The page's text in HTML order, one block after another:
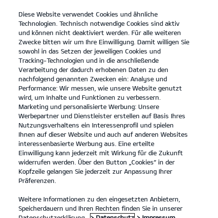
open
menu
KONTAKT
INZAHLUNGNAHME
INZAHLUNGNAHME
Bitte wähle das Kia Modell aus, für das du dich interessierst und gib
deine Kontaktdaten an.
Wunschfahrzeug
Bitte wähle ein Modell.
Diese Website verwendet Cookies und ähnliche
Technologien. Technisch notwendige Cookies sind aktiv
und können nicht deaktiviert werden. Für alle weiteren
Zwecke bitten wir um Ihre Einwilligung. Damit willigen Sie
sowohl in das Setzen der jeweiligen Cookies und
Tracking-Technologien und in die anschließende
Verarbeitung der dadurch erhobenen Daten zu den
nachfolgend genannten Zwecken ein: Analyse und
Performance: Wir messen, wie unsere Website genutzt
wird, um Inhalte und Funktionen zu verbessern.
Marketing und personalisierte Werbung: Unsere
Werbepartner und Dienstleister erstellen auf Basis Ihres
Nutzungsverhaltens ein Interessenprofil und spielen
Ihnen auf dieser Website und auch auf anderen Websites
interessenbasierte Werbung aus. Eine erteilte
Einwilligung kann jederzeit mit Wirkung für die Zukunft
widerrufen werden. Über den Button „Cookies“ in der
Kopfzeile gelangen Sie jederzeit zur Anpassung Ihrer
Präferenzen.
Weitere Informationen zu den eingesetzten Anbietern,
Speicherdauern und Ihren Rechten finden Sie in unserer